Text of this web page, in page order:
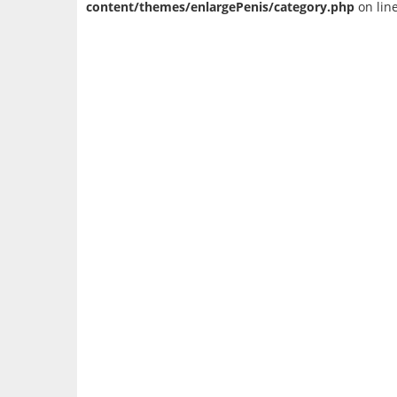
content/themes/enlargePenis/category.php on